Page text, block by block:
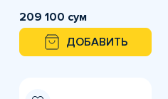
209 100 сум
ДОБАВИТЬ